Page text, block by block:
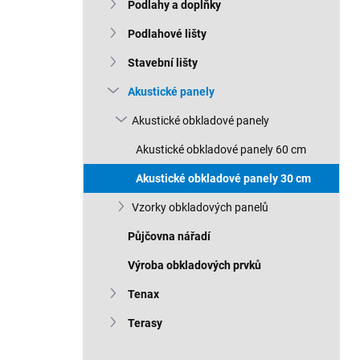
Podlahy a doplňky
Podlahové lišty
Stavební lišty
Akustické panely
Akustické obkladové panely
Akustické obkladové panely 60 cm
Akustické obkladové panely 30 cm
Vzorky obkladových panelů
Půjčovna nářadí
Výroba obkladových prvků
Tenax
Terasy